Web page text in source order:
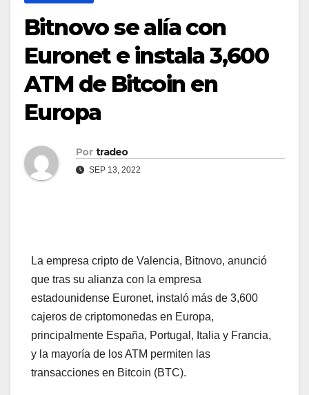
Bitnovo se alía con
Euronet e instala 3,600
ATM de Bitcoin en
Europa
Por tradeo
SEP 13, 2022
La empresa cripto de Valencia, Bitnovo, anunció
que tras su alianza con la empresa
estadounidense Euronet, instaló más de 3,600
cajeros de criptomonedas en Europa,
principalmente España, Portugal, Italia y Francia,
y la mayoría de los ATM permiten las
transacciones en Bitcoin (BTC).